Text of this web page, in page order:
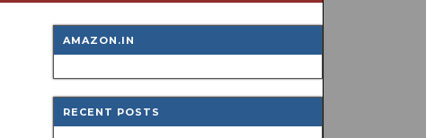
AMAZON.IN
RECENT POSTS